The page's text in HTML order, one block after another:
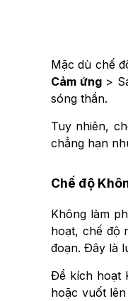
Mặc dù chế
Cảm ứng>
sóng thần.
Tuy nhiên,
chẳng hạn
Chế độ
Không làm
hoạt, chế độ
đoạn. Đây là
Để kích hoạt
hoặc vuốt